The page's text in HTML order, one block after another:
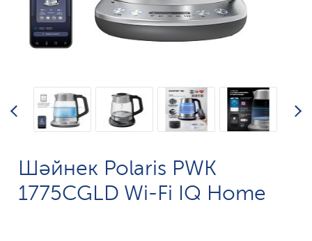
Шәйнек Polaris PWK
1775CGLD Wi-Fi IQ Home